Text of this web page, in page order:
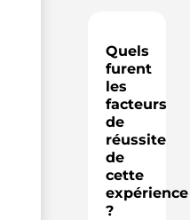
Quels
furent
les
facteurs
de
réussite
de
cette
expérience
?